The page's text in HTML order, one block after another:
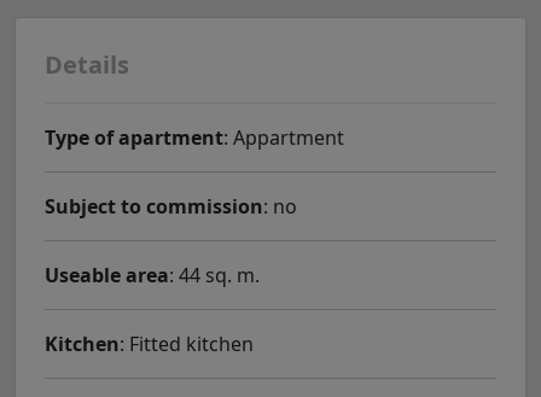
Details
Type of apartment: Appartment
Subject to commission: no
Useable area: 44 sq. m.
Kitchen: Fitted kitchen